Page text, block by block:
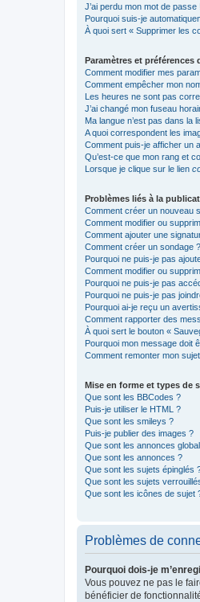
J’ai perdu mon mot de passe !
Pourquoi suis-je
À quoi sert « Supprimer les
Paramètres et préférences
Comment modifier mes
Comment empêcher mon
Les heures ne sont pas
J’ai changé mon fuseau
Ma langue n’est pas dans la
A quoi correspondent les
Comment puis-je afficher un
Qu’est-ce que mon rang et
Lorsque je clique sur le lien
Problèmes liés à la
Comment créer un nouveau
Comment modifier ou
Comment ajouter une
Comment créer un sondage ?
Pourquoi ne puis-je pas
Comment modifier ou
Pourquoi ne puis-je pas
Pourquoi ne puis-je pas
Pourquoi ai-je reçu un
Comment rapporter des
À quoi sert le bouton «
Pourquoi mon message doit
Comment remonter mon
Mise en forme et types de
Que sont les BBCodes ?
Puis-je utiliser le HTML ?
Que sont les smileys ?
Puis-je publier des images ?
Que sont les annonces
Que sont les annonces ?
Que sont les sujets épinglés
Que sont les sujets
Que sont les icônes de sujet
Problèmes de
Pourquoi dois-je
Vous pouvez ne pas le
bénéficier de